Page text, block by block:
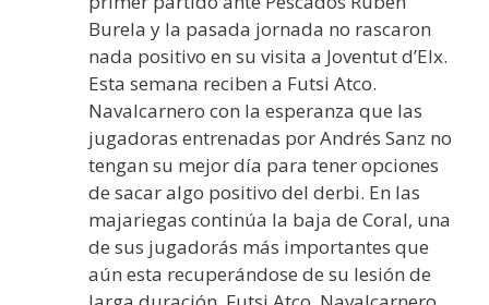
Burela y la pasada jornada no rascaron
nada positivo en su visita a Joventut d’Elx.
Esta semana reciben a Futsi Atco.
Navalcarnero con la esperanza que las
jugadoras entrenadas por Andrés Sanz no
tengan su mejor día para tener opciones
de sacar algo positivo del derbi. En las
majariegas continúa la baja de Coral, una
de sus jugadorás más importantes que
aún esta recuperándose de su lesión de